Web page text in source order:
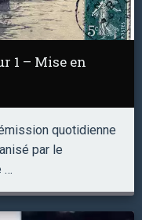
1 – Mise en
quotidienne
par le
…